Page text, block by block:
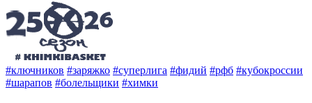
#ключников #заряжко #суперлига #фидий #рфб #кубокроссии
#шарапов #болельщики #химки